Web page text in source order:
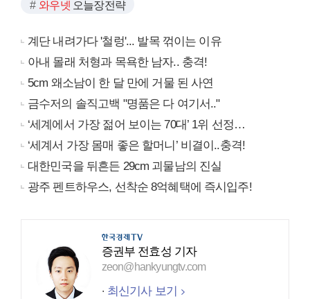
와우넷 오늘장전략
계단 내려가다 '철렁'... 발목 꺾이는 이유
아내 몰래 처형과 목욕한 남자.. 충격!
5cm 왜소남이 한 달 만에 거물 된 사연
금수저의 솔직고백 "명품은 다 여기서.."
‘세계에서 가장 젊어 보이는 70대’ 1위 선정…
‘세계서 가장 몸매 좋은 할머니’ 비결이..충격!
대한민국을 뒤흔든 29cm 괴물남의 진실
광주 펜트하우스, 선착순 8억혜택에 즉시입주!
증권부 전효성 기자
zeon@hankyungtv.com
최신기사 보기